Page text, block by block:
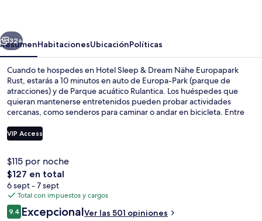
Nähe
Europapark
Rust
Siguiente
32+
ResumenHabitacionesUbicaciónPolíticas
Cuando te hospedes en Hotel Sleep & Dream Nähe Europapark
Rust, estarás a 10 minutos en auto de Europa-Park (parque de
atracciones) y de Parque acuático Rulantica. Los huéspedes que
quieran mantenerse entretenidos pueden probar actividades
cercanas, como senderos para caminar o andar en bicicleta. Entre
estacionamiento, y el desayuno buffet todos los días de 07:30 a
10:30. Otros visitantes hablan maravillas de las amenidades y
VIP Access
$115 por noche
El
precio
total
es
de
$127 en total
6 sept - 7 sept
Total con impuestos y cargos
Opiniones
9.49.4 de 10,
ExcepcionalVer las 501 opiniones